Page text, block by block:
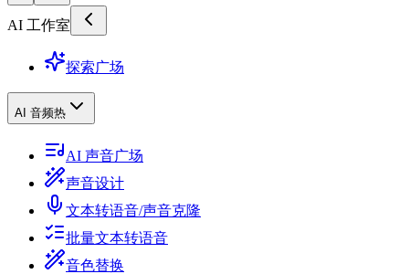
AI 工作室
探索广场
AI 音频热
AI 声音广场
声音设计
文本转语音/声音克隆
批量文本转语音
音色替换